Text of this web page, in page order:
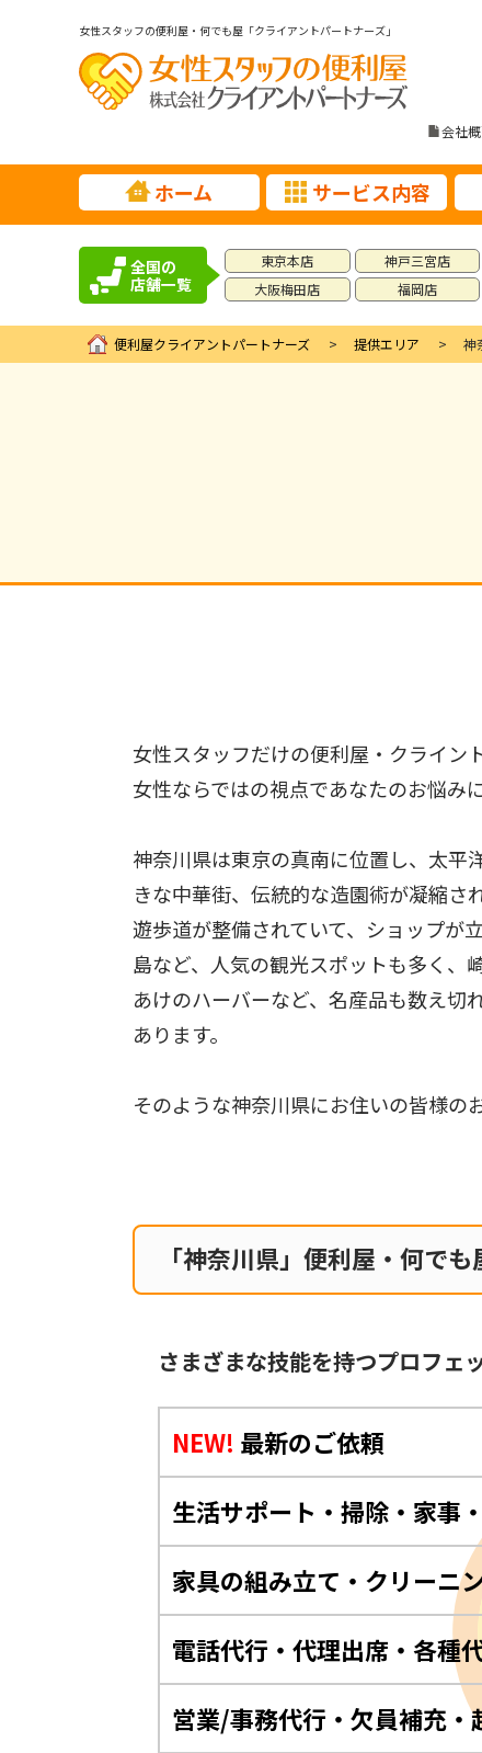
女性スタッフの便利屋・何でも屋「クライアントパートナーズ」
会社
ホーム サービス内容
全国の
店舗一覧
東京本店
大阪梅田店
神戸三宮店
福岡店
便利屋クライアントパートナーズ 提供エリア 神
女性スタッフだけの便利屋・クライン
女性ならではの視点であなたのお悩み
神奈川県は東京の真南に位置し、太平
きな中華街、伝統的な造園術が凝縮さ
遊歩道が整備されていて、ショップが
島など、人気の観光スポットも多く、
あけのハーバーなど、名産品も数え切
あります。
そのような神奈川県にお住いの皆様の
「神奈川県」便利屋・何で
さまざまな技能を持つプロフェ
NEW! 最新のご依頼
生活サポート・掃除・家事
家具の組み立て・クリーニ
電話代行・代理出席・各種
営業/事務代行・欠員補充・